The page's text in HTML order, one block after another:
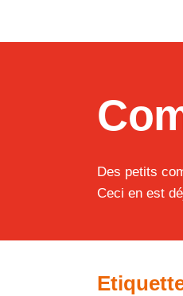
Des petits
Ceci en est